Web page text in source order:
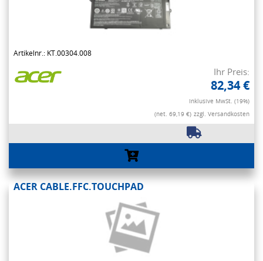
Artikelnr.: KT.00304.008
Ihr Preis:
82,34 €
Inklusive MwSt. (19%)
(net. 69,19 €) zzgl. Versandkosten
ACER CABLE.FFC.TOUCHPAD